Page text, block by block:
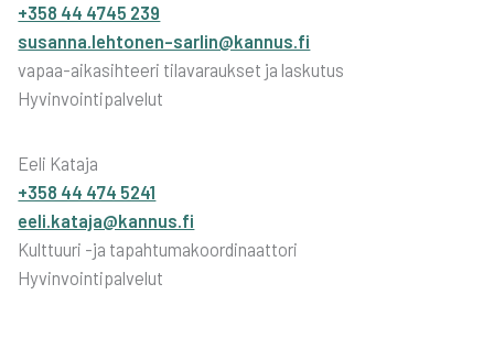
+358 44 4745 239
susanna.lehtonen-sarlin@kannus.fi
vapaa-aikasihteeri tilavaraukset ja laskutus
Hyvinvointipalvelut
Eeli Kataja
+358 44 474 5241
eeli.kataja@kannus.fi
Kulttuuri -ja tapahtumakoordinaattori
Hyvinvointipalvelut